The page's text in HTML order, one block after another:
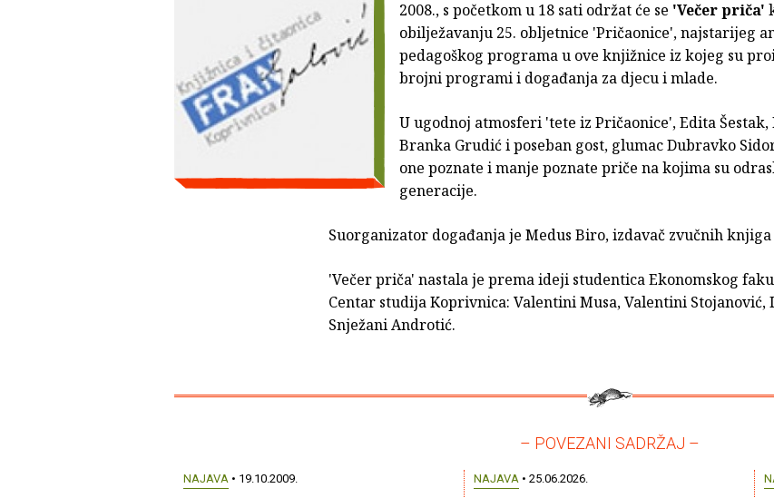
2008., s početkom u 18 sati održat će se 'Večer priča'
obilježavanju 25. obljetnice 'Pričaonice', najstarijeg
pedagoškog programa u ove knjižnice iz kojeg su
brojni programi i događanja za djecu i mlade.
U ugodnoj atmosferi 'tete iz Pričaonice', Edita Šestak,
Branka Grudić i poseban gost, glumac Dubravko
one poznate i manje poznate priče na kojima su
generacije.
Suorganizator događanja je Medus Biro, izdavač zvučnih
'Večer priča' nastala je prema ideji studentica Ekonomskog
Centar studija Koprivnica: Valentini Musa, Valentini
Snježani Androtić.
– POVEZANI SADRŽAJ –
NAJAVA • 19.10.2009. NAJAVA • 25.06.2026.